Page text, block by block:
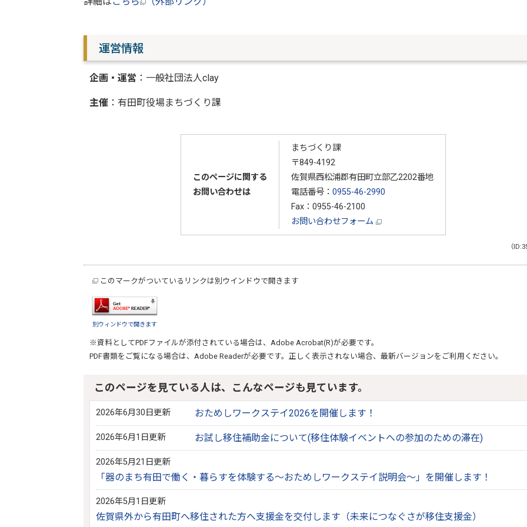
運営情報
企画・運営 ：一般社団法人clay
主催 ：有田町役場まちづくり課
このページに関する
お問い合わせは
まちづくり課
〒849-4192
佐賀県西松浦郡有田町立部乙2202番地
電話番号： 0955-46-2990
Fax：0955-46-2100
お問い合わせフォーム
（
このマークがついているリンクは別ウインドウで開きます
別ウィンドウで開きます
※資料としてPDFファイルが添付されている場合は、 Adobe Acrobat(R)が必要です。
PDF書類をご覧になる場合は、 Adobe Readerが必要です。正しく表示されない場合、最新バージョンをご利用ください。
このページを見ている人は、こんなページも見ています。
2026年6月30日更新 おためしワークステイ2026を開催します！
2026年6月1日更新 お試し移住補助金について(移住体験イベントへの参加のための滞在)
2026年5月21日更新
「器のまち有田で働く・暮らすを体験する～おためしワークステイ説明会～」を開催します！
2026年5月1日更新
佐賀県外から有田町へ移住された方へ支援金を交付します（未来につなぐさが移住支援金）